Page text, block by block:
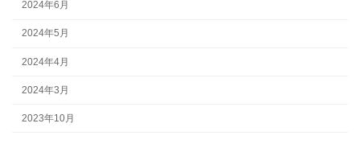
2024年6月
2024年5月
2024年4月
2024年3月
2023年10月